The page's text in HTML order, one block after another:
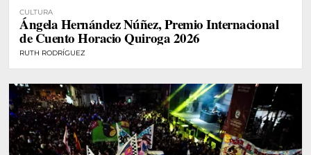
CULTURA
Ángela Hernández Núñez, Premio Internacional
de Cuento Horacio Quiroga 2026
RUTH RODRÍGUEZ